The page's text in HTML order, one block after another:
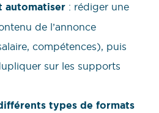
automatiser : rédiger une
de l’annonce
compétences), puis
sur les supports
types de formats